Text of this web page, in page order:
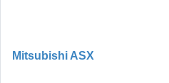
Mitsubishi ASX